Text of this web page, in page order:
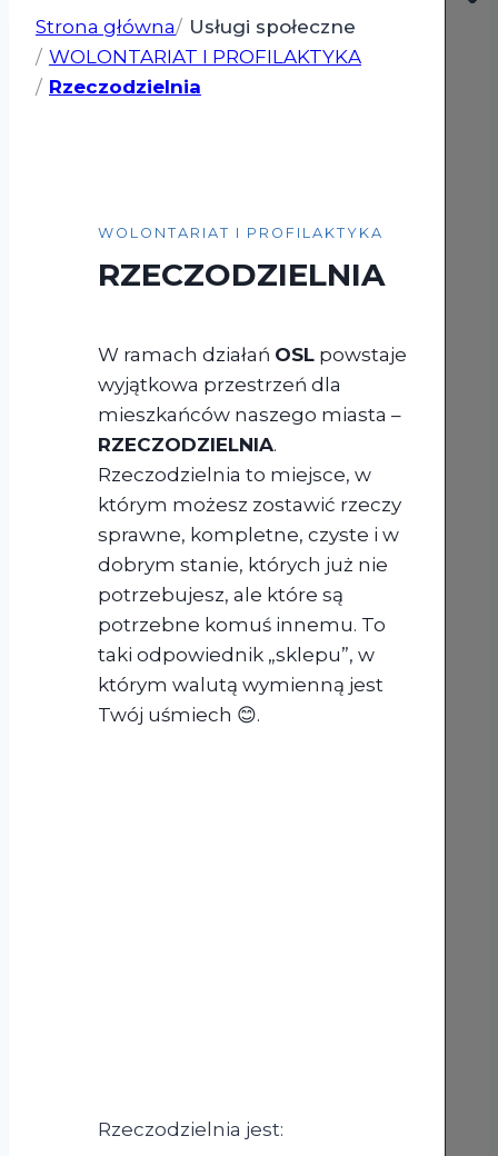
Strona główna
Usługi społeczne
WOLONTARIAT I PROFILAKTYKA
Rzeczodzielnia
WOLONTARIAT I PROFILAKTYKA
RZECZODZIELNIA
W ramach działań OSL powstaje
wyjątkowa przestrzeń dla
mieszkańców naszego miasta –
RZECZODZIELNIA.
Rzeczodzielnia to miejsce, w
którym możesz zostawić rzeczy
sprawne, kompletne, czyste i w
dobrym stanie, których już nie
potrzebujesz, ale które są
potrzebne komuś innemu. To
taki odpowiednik „sklepu”, w
którym walutą wymienną jest
Twój uśmiech 😊.
Rzeczodzielnia jest: